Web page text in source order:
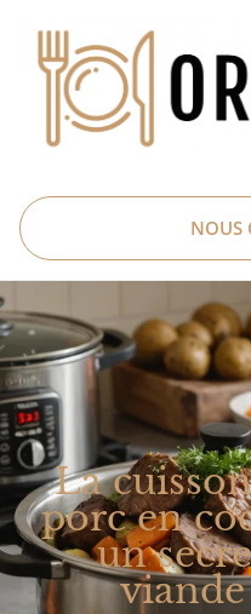
NOUS
La
porc en
un